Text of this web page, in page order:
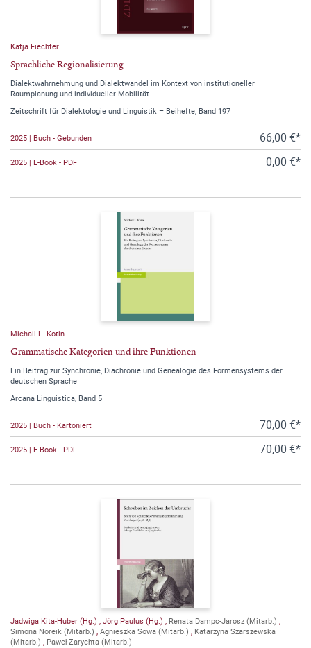
Katja Fiechter
Sprachliche Regionalisierung
Dialektwahrnehmung und Dialektwandel im Kontext von institutioneller
Raumplanung und individueller Mobilität
Zeitschrift für Dialektologie und Linguistik – Beihefte, Band 197
2025 | Buch - Gebunden 66,00 €*
2025 | E-Book - PDF 0,00 €*
Michail L. Kotin
Grammatische Kategorien und ihre Funktionen
Ein Beitrag zur Synchronie, Diachronie und Genealogie des Formensystems der
deutschen Sprache
Arcana Linguistica, Band 5
2025 | Buch - Kartoniert 70,00 €*
2025 | E-Book - PDF 70,00 €*
Jadwiga Kita-Huber (Hg.) , Jörg Paulus (Hg.) , Renata Dampc-Jarosz (Mitarb.) ,
Simona Noreik (Mitarb.) , Agnieszka Sowa (Mitarb.) , Katarzyna Szarszewska
(Mitarb.) , Paweł Zarychta (Mitarb.)